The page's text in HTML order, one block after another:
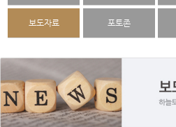
보도자료 포토존